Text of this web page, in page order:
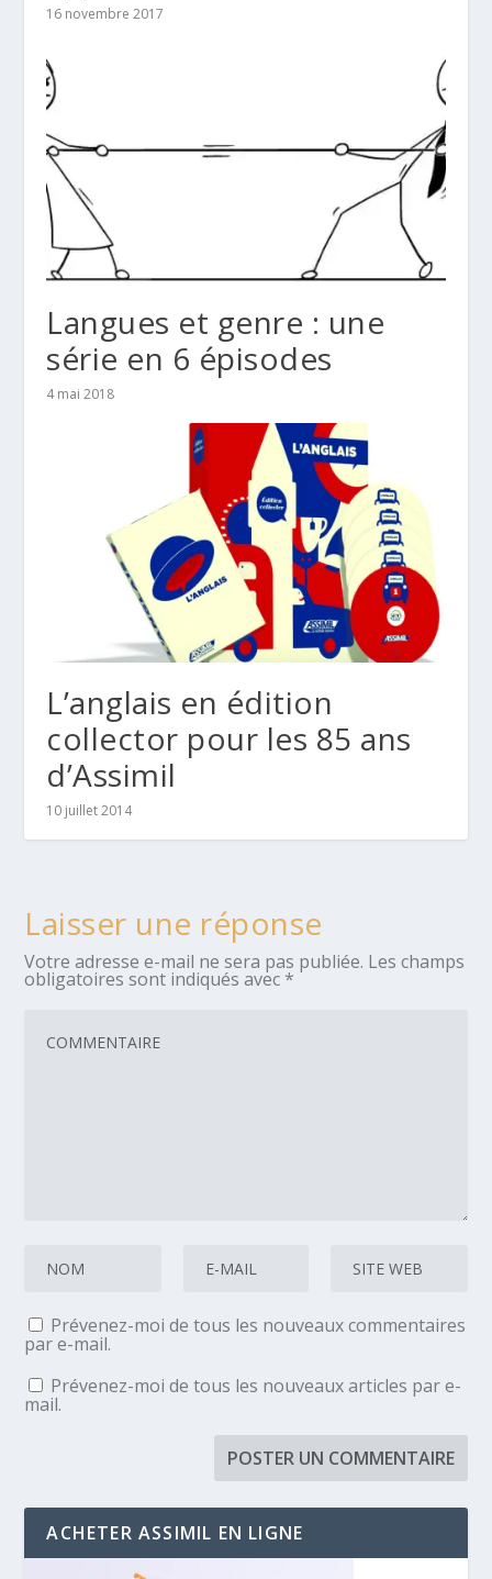
16 novembre 2017
Langues et genre : une
série en 6 épisodes
4 mai 2018
L’anglais en édition
collector pour les 85 ans
d’Assimil
10 juillet 2014
Laisser une réponse
Votre adresse e-mail ne sera pas publiée. Les champs
obligatoires sont indiqués avec *
Prévenez-moi de tous les nouveaux commentaires
par e-mail.
Prévenez-moi de tous les nouveaux articles par e-
mail.
ACHETER ASSIMIL EN LIGNE